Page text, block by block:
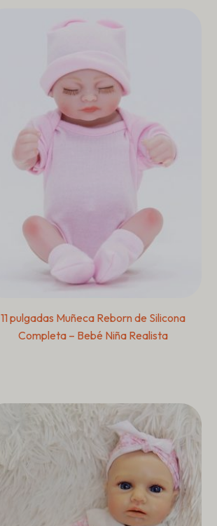
11 pulgadas Muñeca Reborn de Silicona
Completa – Bebé Niña Realista